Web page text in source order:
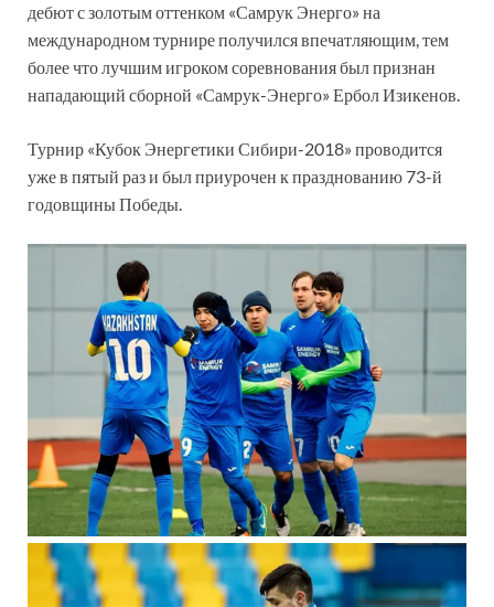
дебют с золотым оттенком «Самрук Энерго» на
международном турнире получился впечатляющим, тем
более что лучшим игроком соревнования был признан
нападающий сборной «Самрук-Энерго» Ербол Изикенов.
Турнир «Кубок Энергетики Сибири-2018» проводится
уже в пятый раз и был приурочен к празднованию 73-й
годовщины Победы.